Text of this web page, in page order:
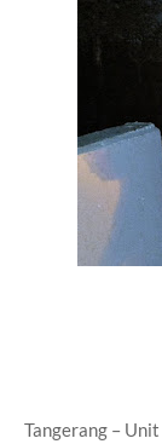
Tangerang –